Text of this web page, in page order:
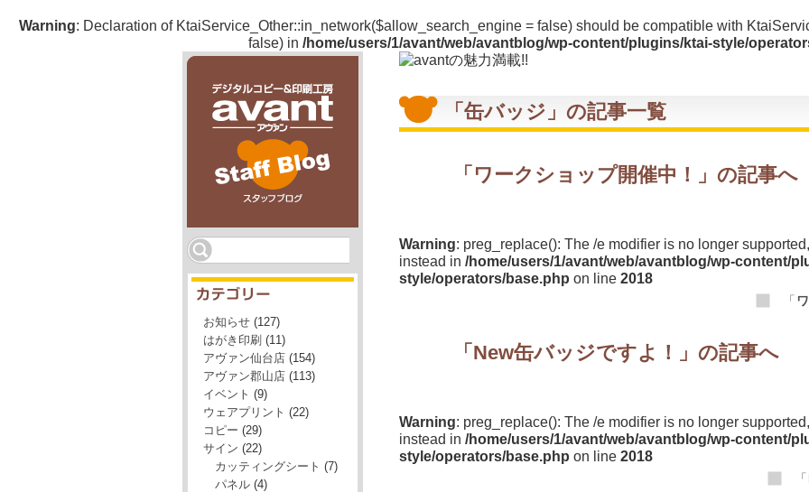
Warning: Declaration of KtaiService_Other::in_network($allow_search_engine = false) should be compatible with
false) in /home/users/1/avant/web/avantblog/wp-content/plugins/ktai-style/
ン）のスタッフブログ
お知らせ (127)
はがき印刷 (11)
アヴァン仙台店 (154)
アヴァン郡山店 (113)
イベント (9)
ウェアプリント (22)
コピー (29)
サイン (22)
カッティングシート (7)
パネル (4)
「缶バッジ」の記事一覧
「 ワークショップ開催中！ 」の記事へ
Warning: preg_replace(): The /e modifier is no longer
instead in /home/users/1/avant/web/avantblog/wp-content/
style/operators/base.php on line 2018
「
「 New缶バッジですよ！ 」の記事へ
Warning: preg_replace(): The /e modifier is no longer
instead in /home/users/1/avant/web/avantblog/wp-content/
style/operators/base.php on line 2018
「